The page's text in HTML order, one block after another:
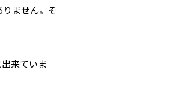
ません。そ
来ていま